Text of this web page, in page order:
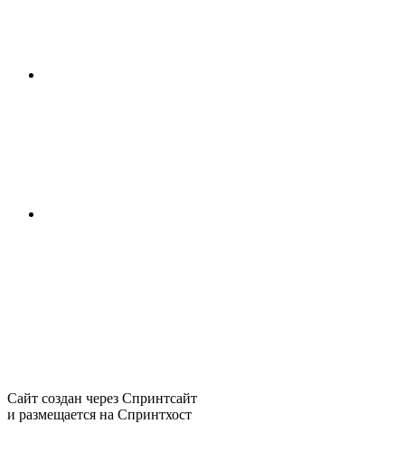
Сайт создан через Спринтсайт
и размещается на Спринтхост